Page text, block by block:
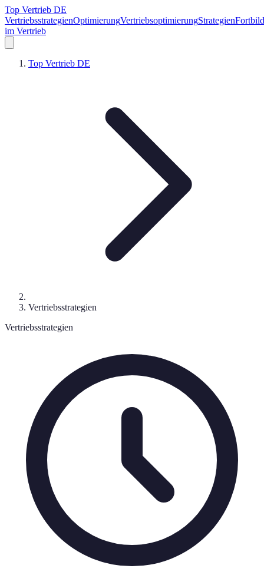
Top Vertrieb DE
VertriebsstrategienOptimierungVertriebsoptimierungStrategien
im Vertrieb
Top Vertrieb DE
Vertriebsstrategien
Vertriebsstrategien